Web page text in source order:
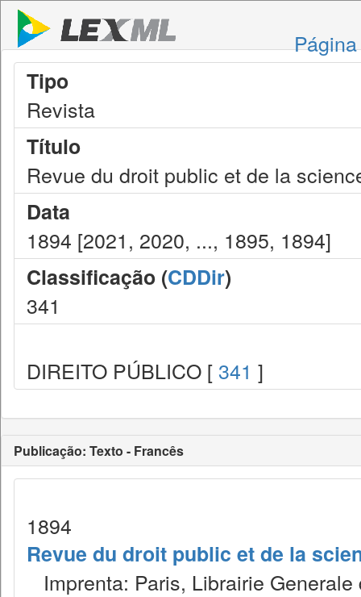
Tipo
Revista
Título
Revue du droit public et de la
Data
1894 [2021, 2020, ..., 1895, 1894]
Classificação (CDDir)
341
DIREITO PÚBLICO [ 341 ]
Publicação: Texto - Francês
1894
Revue du droit public et de la
Imprenta: Paris, Librairie